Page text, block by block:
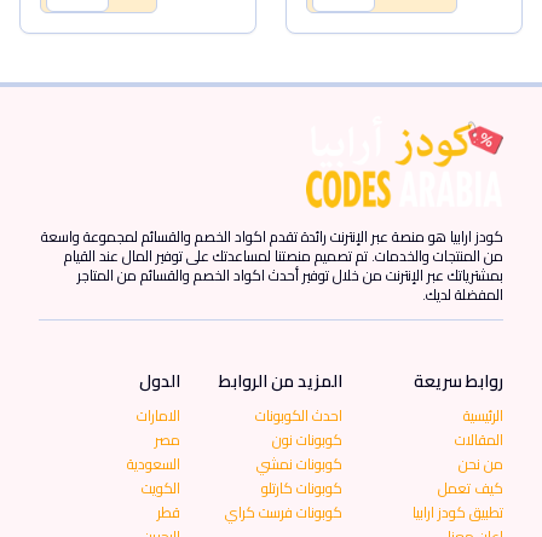
كودز ارابيا هو منصة عبر الإنترنت رائدة تقدم اكواد الخصم والقسائم لمجموعة واسعة
من المنتجات والخدمات. تم تصميم منصتنا لمساعدتك على توفير المال عند القيام
بمشترياتك عبر الإنترنت من خلال توفير أحدث اكواد الخصم والقسائم من المتاجر
المفضلة لديك.
روابط سريعة
الرئيسية
المقالات
من نحن
كيف تعمل
تطبيق كودز ارابيا
المزيد من الروابط
احدث الكوبونات
كوبونات نون
كوبونات نمشي
كوبونات كارتلو
كوبونات فرست كراي
الدول
الامارات
مصر
السعودية
الكويت
قطر